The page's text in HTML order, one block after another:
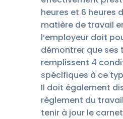
heures et 6 heures
matière de travail
l’employeur doit
démontrer que ses
remplissent 4
spécifiques à ce
Il doit également
règlement du
tenir à jour le